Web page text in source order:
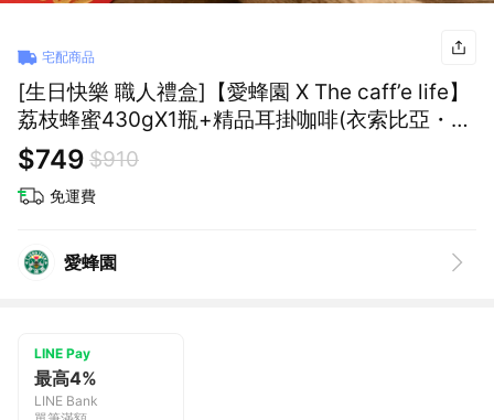
宅配商品
[生日快樂 職人禮盒]【愛蜂園 X The caff’e life】
荔枝蜂蜜430gX1瓶+精品耳掛咖啡(衣索比亞・西
達摩 G1 桃子甜心) 10gX6包
$749 $910
免運費
愛蜂園
LINE Pay
最高4%
LINE Bank